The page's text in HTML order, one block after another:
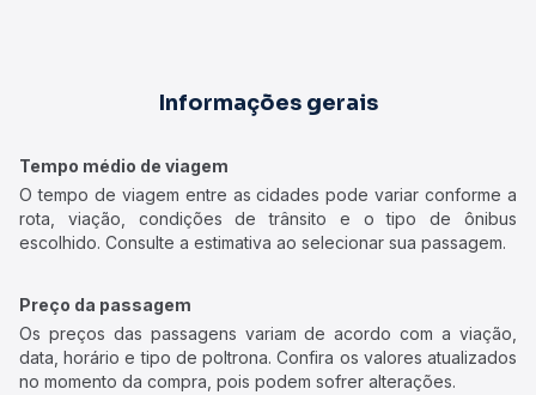
Informações gerais
Tempo médio de viagem
O tempo de viagem entre as cidades pode variar conforme a
rota, viação, condições de trânsito e o tipo de ônibus
escolhido. Consulte a estimativa ao selecionar sua passagem.
Preço da passagem
Os preços das passagens variam de acordo com a viação,
data, horário e tipo de poltrona. Confira os valores atualizados
no momento da compra, pois podem sofrer alterações.